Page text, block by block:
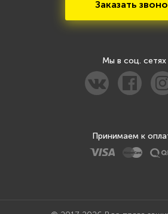
Заказать
Мы в соц. сетях
Принимаем к